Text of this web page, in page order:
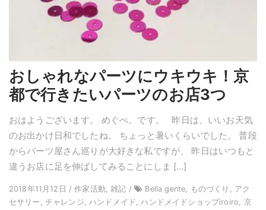
おしゃれなパーツにウキウキ！京
都で行きたいパーツのお店3つ
おはようございます。 めぐぺ。です。 昨日は、いいお天気
のお出かけ日和でしたね。 ちょっと暑いくらいでした。 普段
からパーツ屋さん巡りが大好きな私ですが、 昨日はいつもと
違うお店に足を伸ばしてみることにしま […]
2018年11月12日 / 作家活動, 雑記 /
Bella gente, ものづくり, アク
セサリー, チャレンジ, ハンドメイド, ハンドメイドショップiroiro, 京